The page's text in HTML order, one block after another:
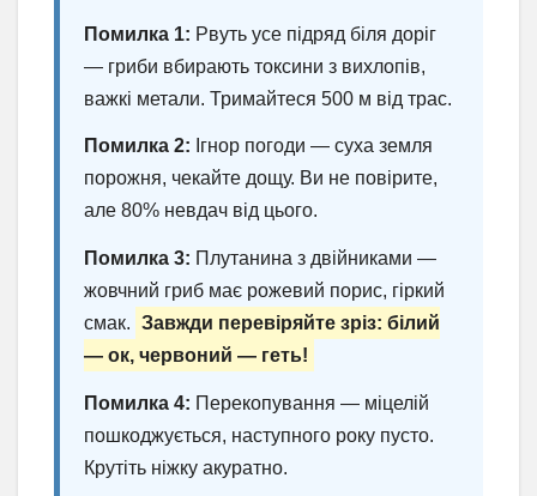
Помилка 1: Рвуть усе підряд біля доріг
— гриби вбирають токсини з вихлопів,
важкі метали. Тримайтеся 500 м від трас.
Помилка 2: Ігнор погоди — суха земля
порожня, чекайте дощу. Ви не повірите,
але 80% невдач від цього.
Помилка 3: Плутанина з двійниками —
жовчний гриб має рожевий порис, гіркий
смак. Завжди перевіряйте зріз: білий
— ок, червоний — геть!
Помилка 4: Перекопування — міцелій
пошкоджується, наступного року пусто.
Крутіть ніжку акуратно.